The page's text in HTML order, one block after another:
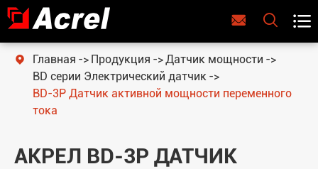
  
 Главная Продукция
Датчик мощности
BD серии Электрический датчик
BD-3P Датчик активной мощности переменного
тока
АКРЕЛ BD-3P ДАТЧИК